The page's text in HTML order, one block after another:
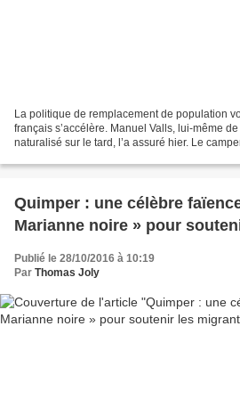
La politique de remplacement de population
français s’accélère. Manuel Valls, lui-même
naturalisé sur le tard, l’a assuré hier. Le
Quimper : une célèbre
Marianne noire » pour
Publié le 28/10/2016 à 10:19
Par Thomas Joly